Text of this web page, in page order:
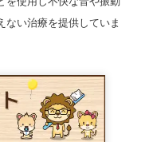
ない治療を提供していま